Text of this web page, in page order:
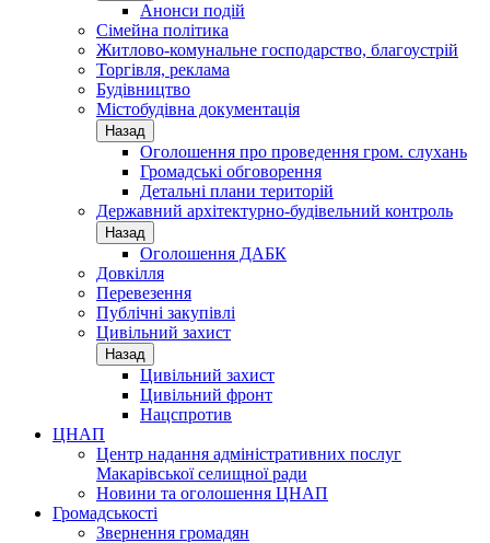
Анонси подій
Сімейна політика
Житлово-комунальне господарство, благоустрій
Торгівля, реклама
Будівництво
Містобудівна документація
Назад
Оголошення про проведення гром. слухань
Громадські обговорення
Детальні плани територій
Державний архітектурно-будівельний контроль
Назад
Оголошення ДАБК
Довкілля
Перевезення
Публічні закупівлі
Цивільний захист
Назад
Цивільний захист
Цивільний фронт
Нацспротив
ЦНАП
Центр надання адміністративних послуг
Макарівської селищної ради
Новини та оголошення ЦНАП
Громадськості
Звернення громадян